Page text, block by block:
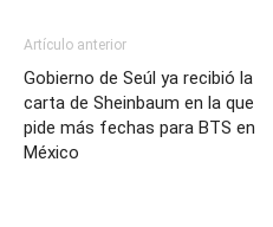
Artículo anterior
Gobierno de Seúl ya recibió la
carta de Sheinbaum en la que
pide más fechas para BTS en
México